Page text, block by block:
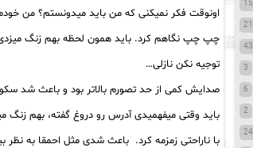
اونوقت فکر نمیکنی که من باید میدونستم؟ من
چپ چپ نگاهم کرد. باید همون لحظه بهم زنگ
توجیه نکن نازلی…
صدایش کمی از حد تصورم بالاتر بود و باعث شد
باید وقتی میفهمیدی آدرس رو دروغ گفته، بهم زنگ
با ناراحتی زمزمه کرد. باعث شدی مثل احمقا به نظر
15
21
43
3
6
2
24